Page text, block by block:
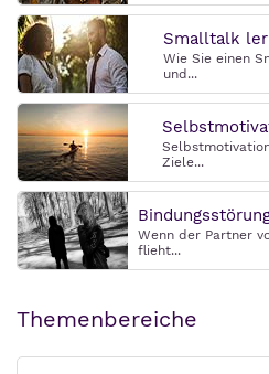
Smalltalk
Wie Sie einen
und...
Ziele...
Wenn der Partner
flieht...
Themenbereiche